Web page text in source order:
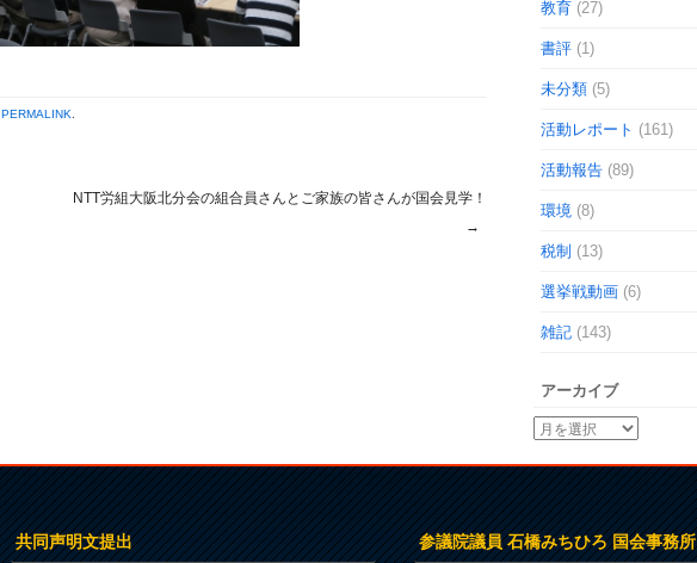
PERMALINK
NTT労組大阪北分会の組合員さんとご家族の皆さんが国会見学！
→
教育 (27)
書評 (1)
未分類 (5)
活動レポート (161)
活動報告 (89)
環境 (8)
税制 (13)
選挙戦動画 (6)
雑記 (143)
アーカイブ
共同声明文提出 参議院議員 石橋みちひろ 国会事務所